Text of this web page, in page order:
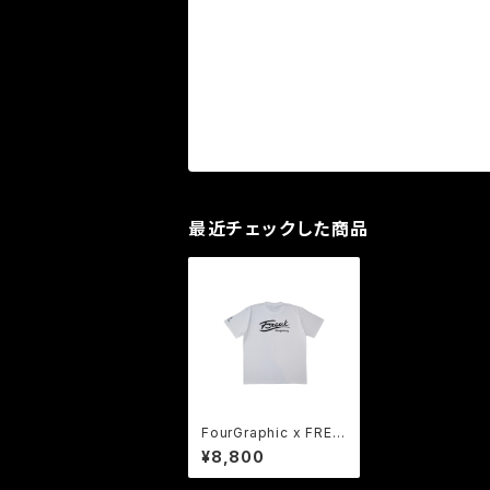
最近チェックした商品
FourGraphic x FREA
K | COLLABORATIO
N Tee WH
¥8,800